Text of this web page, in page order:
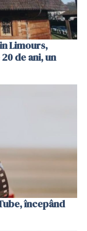
Limours,
de ani, un
începând